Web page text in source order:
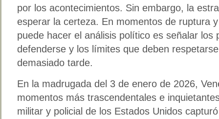
por los acontecimientos. Sin embargo, la
esperar la certeza. En momentos de ruptura
puede hacer el análisis político es señalar los
defenderse y los límites que deben
demasiado tarde.
En la madrugada del 3 de enero de 2026,
momentos más trascendentales e
militar y policial de los Estados Unidos